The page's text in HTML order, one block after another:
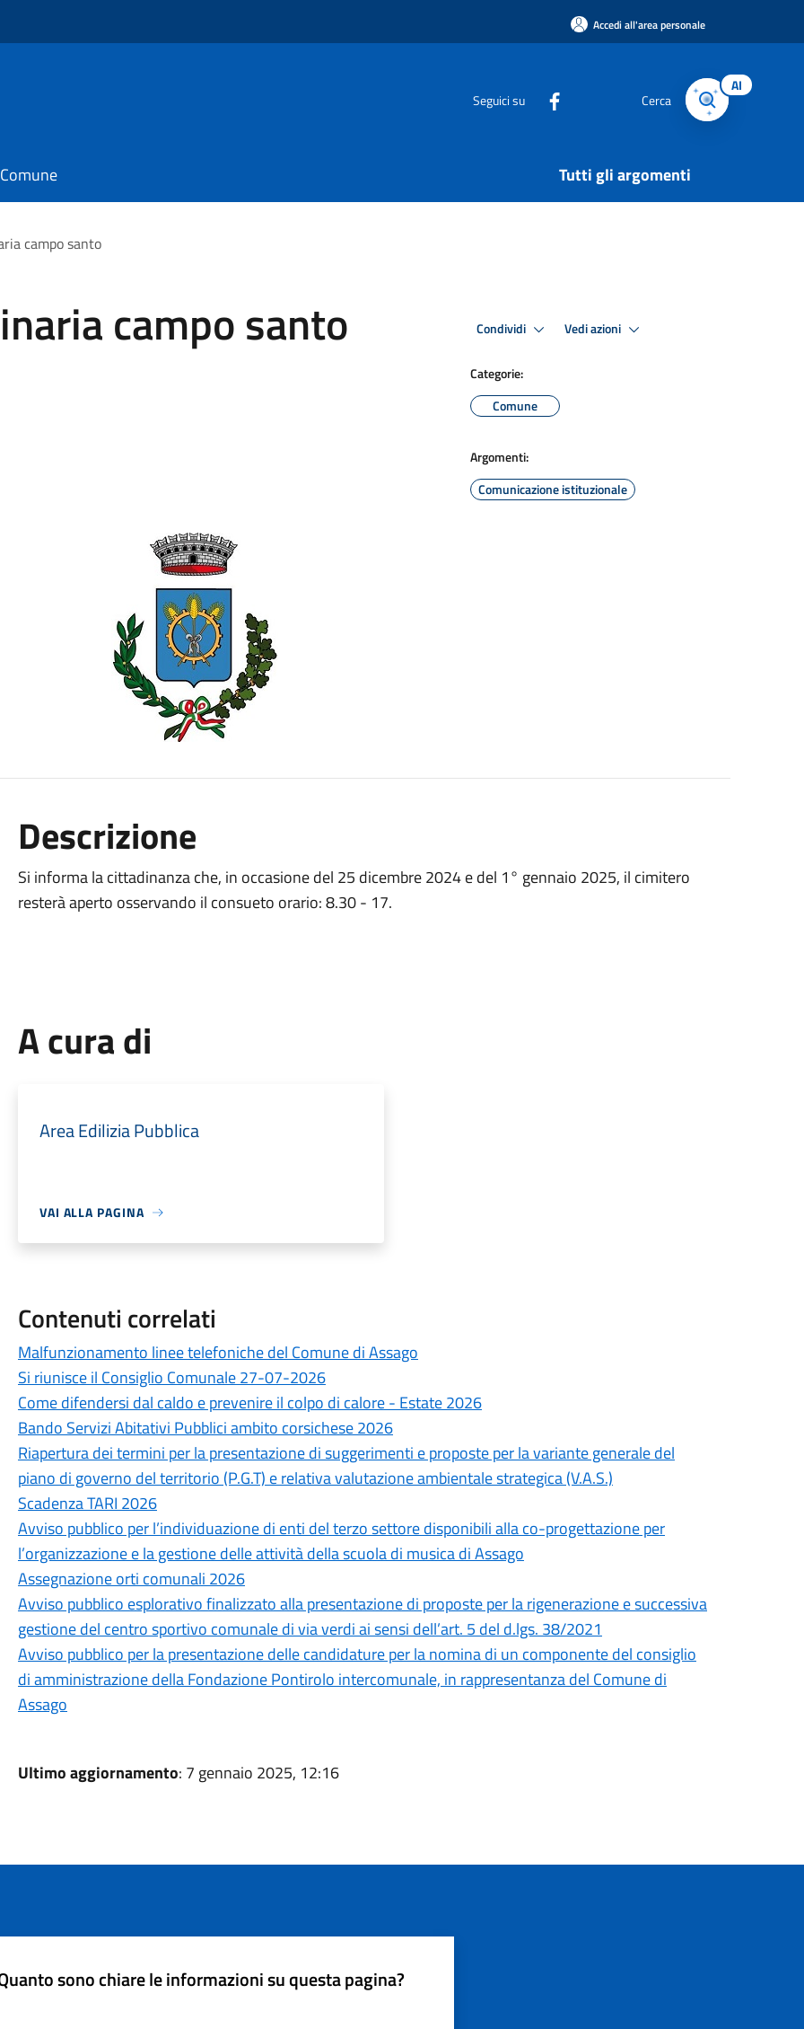
Accedi all'area personale
Seguici su Cerca
AI
Tutti gli argomenti
campo santo
campo santo Condividi Vedi azioni
Categorie:
Comune
Argomenti:
Comunicazione istituzionale
Descrizione
Si informa la cittadinanza che, in occasione del 25 dicembre 2024 e del 1° gennaio 2025, il cimitero
resterà aperto osservando il consueto orario: 8.30 - 17.
A cura di
Area Edilizia Pubblica
VAI ALLA PAGINA
Contenuti correlati
Malfunzionamento linee telefoniche del Comune di Assago
Si riunisce il Consiglio Comunale 27-07-2026
Come difendersi dal caldo e prevenire il colpo di calore - Estate 2026
Bando Servizi Abitativi Pubblici ambito corsichese 2026
Riapertura dei termini per la presentazione di suggerimenti e proposte per la variante generale del
piano di governo del territorio (P.G.T) e relativa valutazione ambientale strategica (V.A.S.)
Scadenza TARI 2026
Avviso pubblico per l’individuazione di enti del terzo settore disponibili alla co-progettazione per
l’organizzazione e la gestione delle attività della scuola di musica di Assago
Assegnazione orti comunali 2026
Avviso pubblico esplorativo finalizzato alla presentazione di proposte per la rigenerazione e successiva
gestione del centro sportivo comunale di via verdi ai sensi dell’art. 5 del d.lgs. 38/2021
Avviso pubblico per la presentazione delle candidature per la nomina di un componente del consiglio
di amministrazione della Fondazione Pontirolo intercomunale, in rappresentanza del Comune di
Assago
Ultimo aggiornamento: 7 gennaio 2025, 12:16
sono chiare le informazioni su questa pagina?